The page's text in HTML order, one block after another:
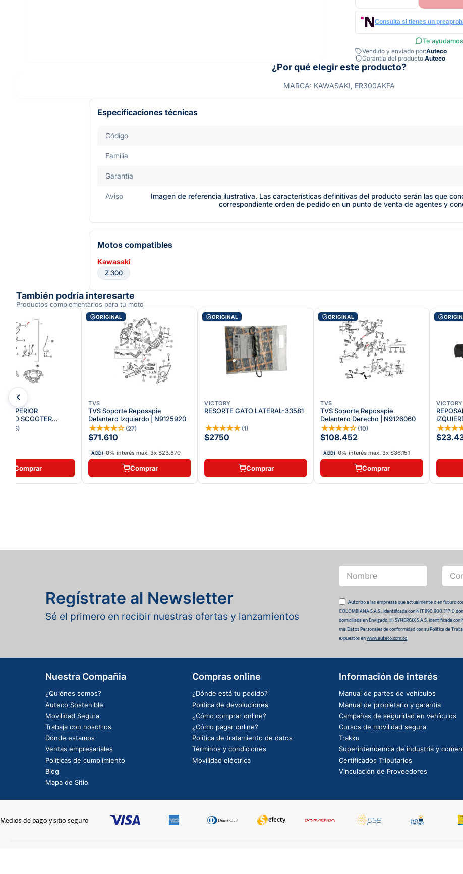
Consulta si tienes un
Te
Vendido y enviado por:Auteco
Garantía del producto:Auteco
¿Por qué elegir este producto?
MARCA: KAWASAKI, ER300AKFA
Especificaciones técnicas
Código
Familia
Garantía
Aviso
Imagen de referencia ilustrativa. Las características definitivas del producto serán las que
correspondiente orden de pedido en un punto de venta de agentes y
Motos compatibles
Kawasaki
Z 300
También podría interesarte
Productos complementarios para tu moto
SUPERIOR
SCOOTER
15)
Comprar
ORIGINAL
TVS
TVS Soporte Reposapie
Delantero Izquierdo | N9125920
★★★★☆ (27)
$71.610
ADDI 0% interés max. 3x $23.870
Comprar
ORIGINAL
VICTORY
RESORTE GATO LATERAL-33581
★★★★★ (1)
$2750
Comprar
ORIGINAL
TVS
TVS Soporte Reposapie
Delantero Derecho | N9126060
★★★★☆ (10)
$108.452
ADDI 0% interés max. 3x $36.151
Comprar
VICTORY
★★★
Regístrate al Newsletter
Sé el primero en recibir nuestras ofertas y lanzamientos
Autorizo a las empresas que actualmente o en futuro
COLOMBIANA S.A.S., identificada con NIT 890.900.317-0
domiciliada en Envigado, iii) SYNERGIX S.A.S. identificada
mis Datos Personales de conformidad con su Política de
expuestos enwww.auteco.com.co
Nuestra Compañia
¿Quiénes somos?
Auteco Sostenible
Movilidad Segura
Trabaja con nosotros
Dónde estamos
Ventas empresariales
Políticas de cumplimiento
Blog
Mapa de Sitio
Compras online
¿Dónde está tu pedido?
Política de devoluciones
¿Cómo comprar online?
¿Cómo pagar online?
Política de tratamiento de datos
Términos y condiciones
Movilidad eléctrica
Información de interés
Manual de partes de vehículos
Manual de propietario y garantía
Campañas de seguridad en vehículos
Cursos de movilidad segura
Trakku
Superintendencia de industria y
Certificados Tributarios
Vinculación de Proveedores
Medios de pago y sitio seguro